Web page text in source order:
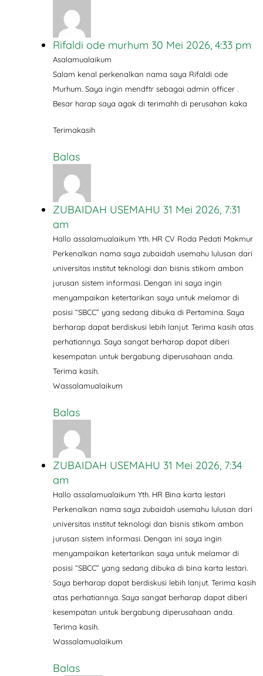
Rifaldi ode murhum 30 Mei 2026, 4:33 pm
Asalamualaikum
Salam kenal perkenalkan nama saya Rifaldi ode
Murhum. Saya ingin mendftr sebagai admin officer .
Besar harap saya agak di terimahh di perusahan kaka
Terimakasih
Balas
ZUBAIDAH USEMAHU 31 Mei 2026, 7:31
am
Hallo assalamualaikum Yth. HR CV Roda Pedati Makmur
Perkenalkan nama saya zubaidah usemahu lulusan dari
universitas institut teknologi dan bisnis stikom ambon
jurusan sistem informasi. Dengan ini saya ingin
menyampaikan ketertarikan saya untuk melamar di
posisi “SBCC” yang sedang dibuka di Pertamina. Saya
berharap dapat berdiskusi lebih lanjut. Terima kasih atas
perhatiannya. Saya sangat berharap dapat diberi
kesempatan untuk bergabung diperusahaan anda.
Terima kasih.
Wassalamualaikum
Balas
ZUBAIDAH USEMAHU 31 Mei 2026, 7:34
am
Hallo assalamualaikum Yth. HR Bina karta lestari
Perkenalkan nama saya zubaidah usemahu lulusan dari
universitas institut teknologi dan bisnis stikom ambon
jurusan sistem informasi. Dengan ini saya ingin
menyampaikan ketertarikan saya untuk melamar di
posisi “SBCC” yang sedang dibuka di bina karta lestari.
Saya berharap dapat berdiskusi lebih lanjut. Terima kasih
atas perhatiannya. Saya sangat berharap dapat diberi
kesempatan untuk bergabung diperusahaan anda.
Terima kasih.
Wassalamualaikum
Balas